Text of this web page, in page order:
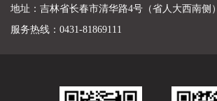
地址：吉林省长春市清华路4号（省人大西南侧）
服务热线：0431-81869111